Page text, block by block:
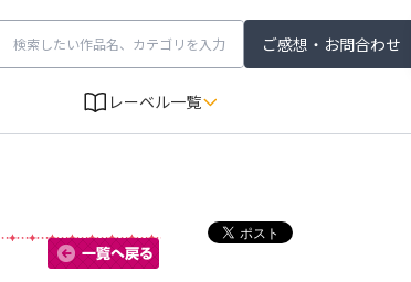
ご感想・お問合わせ
レーベル一覧
一覧へ戻る